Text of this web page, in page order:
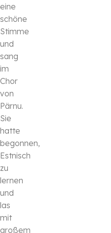
eine
schöne
Stimme
und
sang
im
Chor
von
Pärnu.
Sie
hatte
begonnen,
Estnisch
zu
lernen
und
las
mit
großem